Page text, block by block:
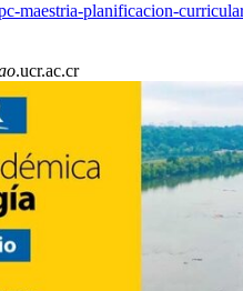
maestria-planificacion-
.ucr.ac.cr